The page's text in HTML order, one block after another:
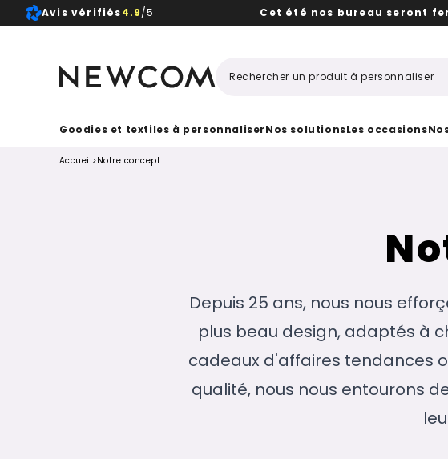
Avis vérifiés4.9/5 Cet été nos bureau seront
Goodies et textiles à personnaliserNos solutionsLes occasions
Accueil>Notre concept
Depuis 25 ans, nous nous
plus beau design, adaptés à
cadeaux d'affaires tendances
qualité, nous nous entourons